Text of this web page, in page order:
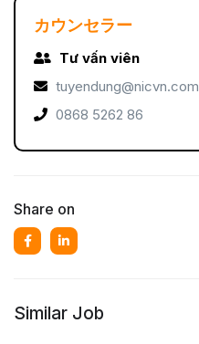
カウンセラー
Tư vấn viên
tuyendung@nicvn.com
0868 5262 86
Share on
Similar Job